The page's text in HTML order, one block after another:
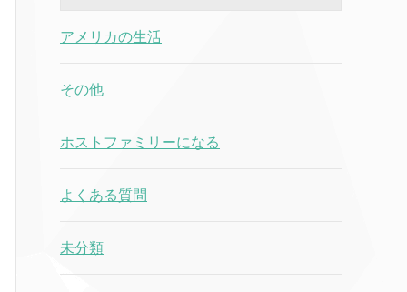
アメリカの生活
その他
ホストファミリーになる
よくある質問
未分類